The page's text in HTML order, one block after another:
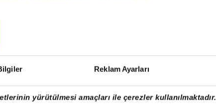
Reklam Ayarları
yürütülmesi amaçları ile çerezler kullanılmaktadır.